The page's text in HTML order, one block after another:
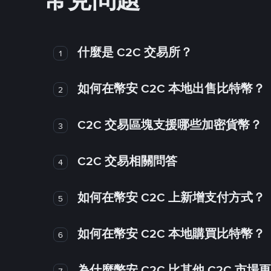
1 什麼是 C2C 交易所？
2 如何在幣安 C2C 本地出售比特幣？
3 C2C 交易區塊支援哪些加密貨幣？
4 C2C 交易相關問答
5 如何在幣安 C2C 上新增支付方式？
6 如何在幣安 C2C 本地購買比特幣？